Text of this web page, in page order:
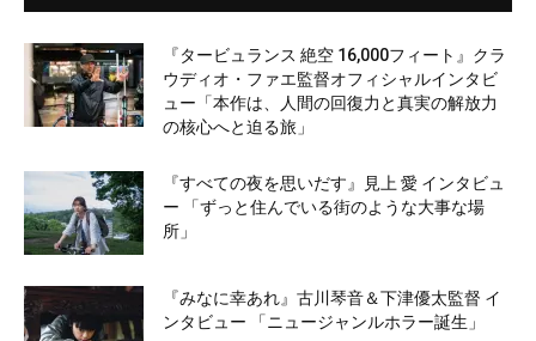
『タービュランス 絶空 16,000フィート』クラ
ウディオ・ファエ監督オフィシャルインタビ
ュー「本作は、人間の回復力と真実の解放力
の核心へと迫る旅」
『すべての夜を思いだす』見上 愛 インタビュ
ー 「ずっと住んでいる街のような大事な場
所」
『みなに幸あれ』古川琴音＆下津優太監督 イ
ンタビュー 「ニュージャンルホラー誕生」